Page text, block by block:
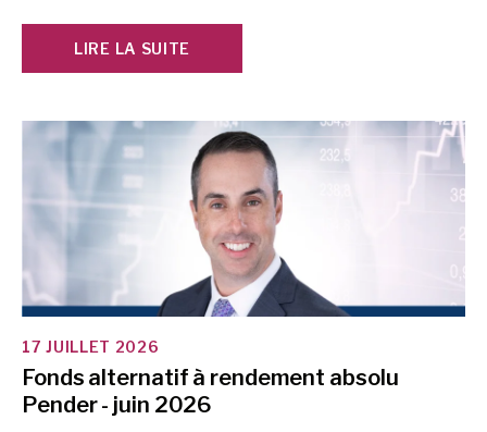
LIRE LA SUITE
17 JUILLET 2026
Fonds alternatif à rendement absolu
Pender - juin 2026